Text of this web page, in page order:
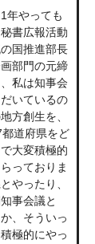
年やっても
書広報活動
国推進部長
部門の元締
私は知事会
いているの
方創生を、
道府県をど
大変積極的
っておりま
やったり、
事会議と
、そういっ
極的にやっ